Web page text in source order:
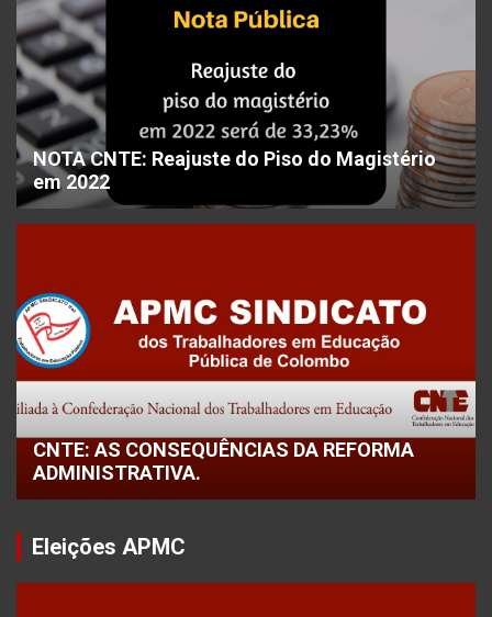
NOTA CNTE: Reajuste do Piso do Magistério
em 2022
CNTE: AS CONSEQUÊNCIAS DA REFORMA
ADMINISTRATIVA.
Eleições APMC